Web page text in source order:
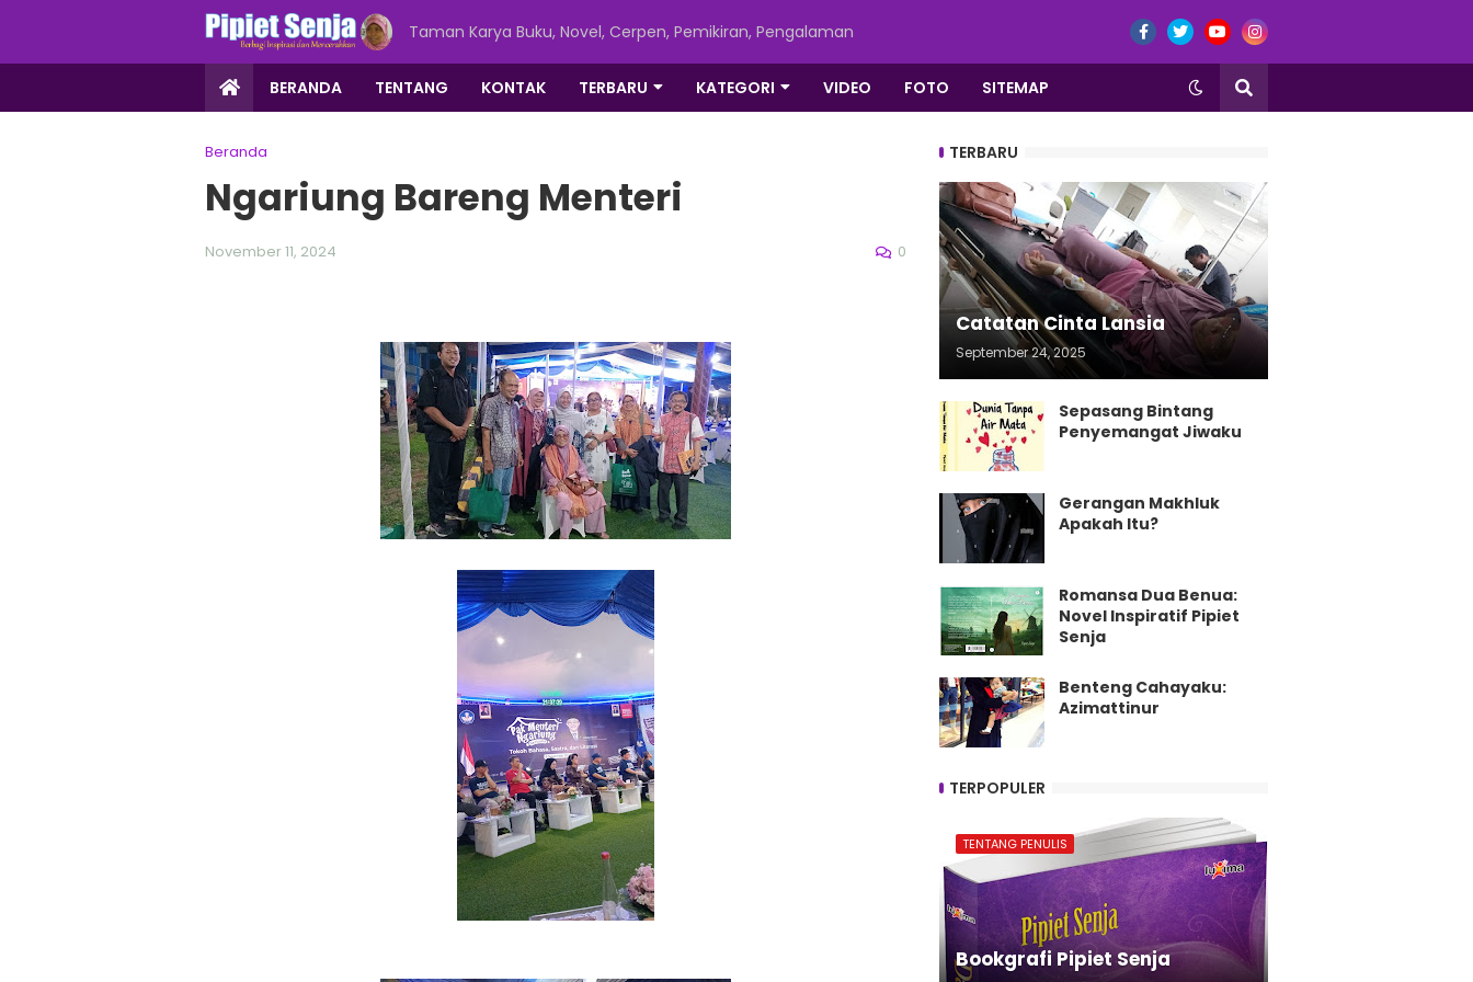
Taman Karya Buku, Novel, Cerpen, Pemikiran, Pengalaman
BERANDA TENTANG KONTAK TERBARU KATEGORI VIDEO FOTO SITEMAP
Beranda
Ngariung Bareng Menteri
November 11, 2024 0
TERBARU
Catatan Cinta Lansia
September 24, 2025
Sepasang Bintang
Penyemangat Jiwaku
Gerangan Makhluk
Apakah Itu?
Romansa Dua Benua:
Novel Inspiratif Pipiet
Senja
Benteng Cahayaku:
Azimattinur
TERPOPULER
TENTANG PENULIS
Bookgrafi Pipiet Senja